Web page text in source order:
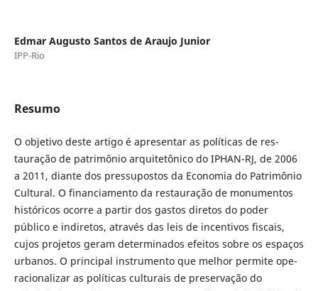
Edmar Augusto Santos de Araujo Junior
IPP-Rio
Resumo
O objetivo deste artigo é apresentar as políticas de res­
tauração de patrimônio arquitetônico do IPHAN-RJ, de 2006
a 2011, diante dos pressupostos da Economia do Patrimônio
Cultural. O financiamento da restau­ração de monumentos
históricos ocorre a partir dos gastos diretos do poder
público e indiretos, através das leis de incentivos fiscais,
cujos projetos geram deter­minados efeitos sobre os espaços
urbanos. O principal instrumento que melhor permite ope­
racionalizar as políticas culturais de preservação do